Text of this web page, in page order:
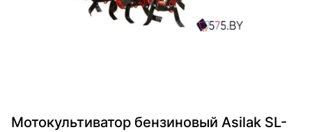
Мотокультиватор бензиновый Asilak SL-